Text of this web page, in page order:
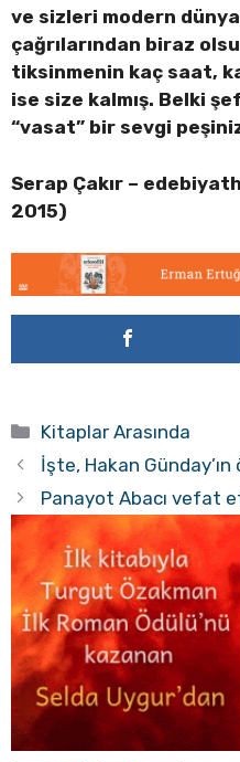
ve sizleri modern
çağrılarından biraz
tiksinmenin kaç saat,
ise size kalmış. Belki
“vasat” bir sevgi
Serap Çakır –
2015)
Kategoriler
Kitaplar Arasında
İşte, Hakan
Panayot Abacı vefat